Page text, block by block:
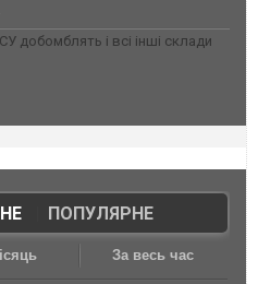
добомблять і всі інші склади
| ПОПУЛЯРНЕ
За весь час